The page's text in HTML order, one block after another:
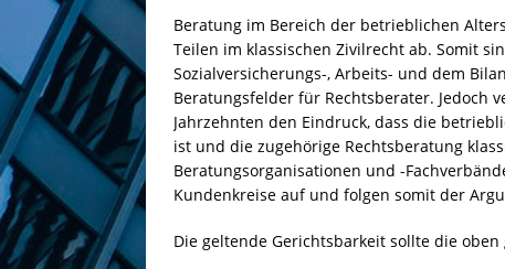
Beratung im Bereich der betrieblichen
Teilen im klassischen Zivilrecht ab. Somit
Sozialversicherungs-, Arbeits- und dem
Beratungsfelder für Rechtsberater. Jedoch
Jahrzehnten den Eindruck, dass die
ist und die zugehörige Rechtsberatung
Beratungsorganisationen und -
Kundenkreise auf und folgen somit der
Die geltende Gerichtsbarkeit sollte die